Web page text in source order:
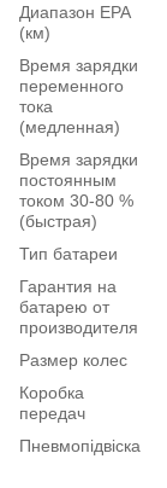
Диапазон EPA
(км)
Время зарядки
переменного
тока
(медленная)
Время зарядки
постоянным
током 30-80 %
(быстрая)
Тип батареи
Гарантия на
батарею от
производителя
Размер колес
Коробка
передач
Пневмопідвіска